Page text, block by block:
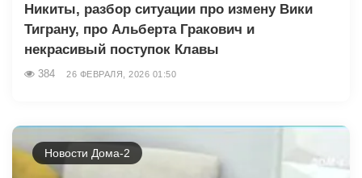
Никиты, разбор ситуации про измену Вики
Тиграну, про Альберта Гракович и
некрасивый поступок Клавы
384 26 ФЕВРАЛЯ, 2026 01:50
Новости Дома-2